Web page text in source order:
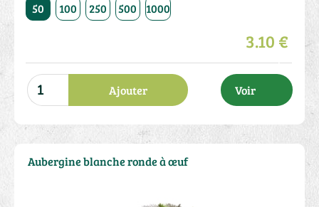
50 100 250 500 1000
3.10 €
Ajouter Voir
Aubergine blanche ronde à œuf